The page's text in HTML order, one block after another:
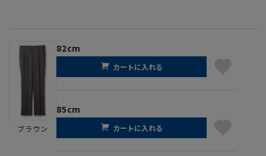
ブラウン
82cm
カートに入れる
85cm
カートに入れる